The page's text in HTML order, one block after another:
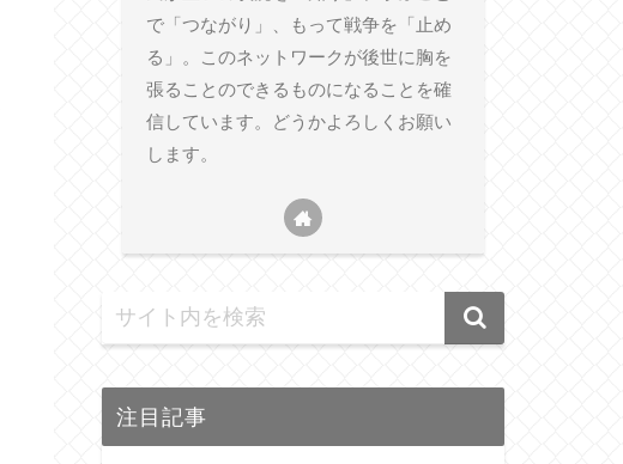
で「つながり」、もって戦争を「止め
る」。このネットワークが後世に胸を
張ることのできるものになることを確
信しています。どうかよろしくお願い
します。
注目記事